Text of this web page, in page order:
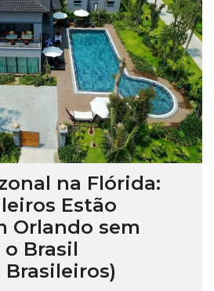
na Flórida:
Estão
Orlando sem
Brasil